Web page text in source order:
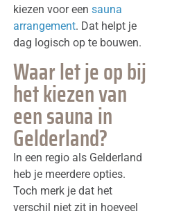
kiezen voor een sauna
arrangement. Dat helpt je
dag logisch op te bouwen.
Waar let je op bij
het kiezen van
een sauna in
Gelderland?
In een regio als Gelderland
heb je meerdere opties.
Toch merk je dat het
verschil niet zit in hoeveel